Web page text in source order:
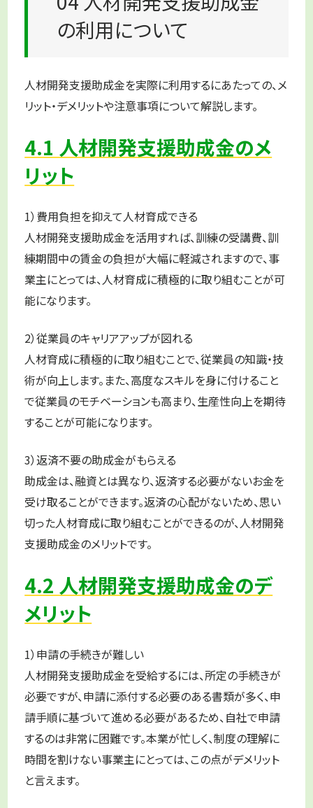
の利用について
人材開発支援助成金を実際に利用するにあたっての、メ
リット・デメリットや注意事項について解説します。
4.1 人材開発支援助成金のメ
リット
1）費用負担を抑えて人材育成できる
人材開発支援助成金を活用すれば、訓練の受講費、訓
練期間中の賃金の負担が大幅に軽減されますので、事
業主にとっては、人材育成に積極的に取り組むことが可
能になります。
2）従業員のキャリアアップが図れる
人材育成に積極的に取り組むことで、従業員の知識・技
術が向上します。また、高度なスキルを身に付けること
で従業員のモチベーションも高まり、生産性向上を期待
することが可能になります。
3）返済不要の助成金がもらえる
助成金は、融資とは異なり、返済する必要がないお金を
受け取ることができます。返済の心配がないため、思い
切った人材育成に取り組むことができるのが、人材開発
支援助成金のメリットです。
4.2 人材開発支援助成金のデ
メリット
1）申請の手続きが難しい
人材開発支援助成金を受給するには、所定の手続きが
必要ですが、申請に添付する必要のある書類が多く、申
請手順に基づいて進める必要があるため、自社で申請
するのは非常に困難です。本業が忙しく、制度の理解に
時間を割けない事業主にとっては、この点がデメリット
と言えます。